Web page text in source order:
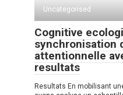
Uncategorised
Cognitive
synchronisation
attentionnelle
resultats
Resultats En mobilisant